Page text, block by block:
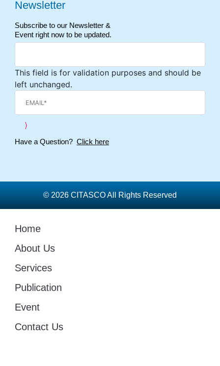
Newsletter
Subscribe to our Newsletter &
Event right now to be updated.
This field is for validation purposes and should be
left unchanged.
Have a Question? Click here
© 2026 CITASCO All Rights Reserved
Home
About Us
Services
Publication
Event
Contact Us